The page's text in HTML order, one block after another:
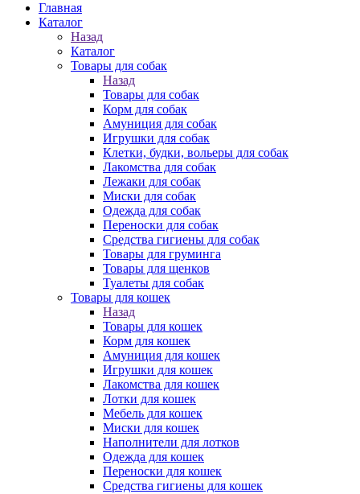
Главная
Каталог
Назад
Каталог
Товары для собак
Назад
Товары для собак
Корм для собак
Амуниция для собак
Игрушки для собак
Клетки, будки, вольеры для собак
Лакомства для собак
Лежаки для собак
Миски для собак
Одежда для собак
Переноски для собак
Средства гигиены для собак
Товары для груминга
Товары для щенков
Туалеты для собак
Товары для кошек
Назад
Товары для кошек
Корм для кошек
Амуниция для кошек
Игрушки для кошек
Лакомства для кошек
Лотки для кошек
Мебель для кошек
Миски для кошек
Наполнители для лотков
Одежда для кошек
Переноски для кошек
Средства гигиены для кошек